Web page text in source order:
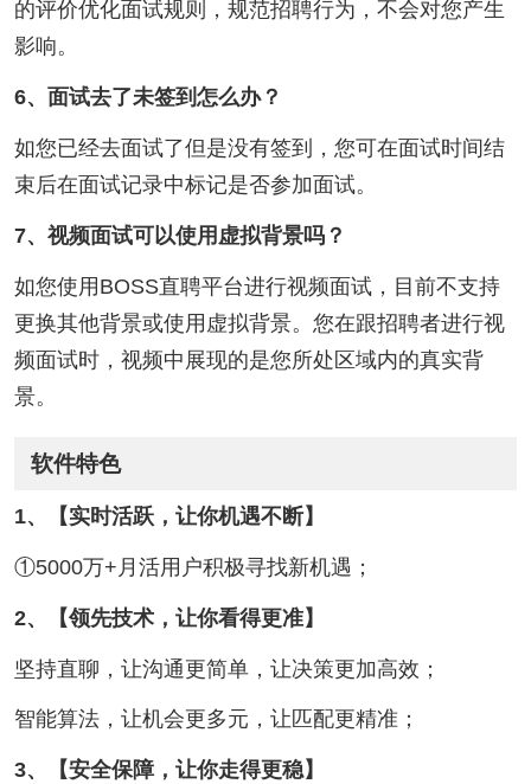
的评价优化面试规则，规范招聘行为，不会对您产生
影响。
6、面试去了未签到怎么办？
如您已经去面试了但是没有签到，您可在面试时间结
束后在面试记录中标记是否参加面试。
7、视频面试可以使用虚拟背景吗？
如您使用BOSS直聘平台进行视频面试，目前不支持
更换其他背景或使用虚拟背景。您在跟招聘者进行视
频面试时，视频中展现的是您所处区域内的真实背
景。
软件特色
1、【实时活跃，让你机遇不断】
①5000万+月活用户积极寻找新机遇；
2、【领先技术，让你看得更准】
坚持直聊，让沟通更简单，让决策更加高效；
智能算法，让机会更多元，让匹配更精准；
3、【安全保障，让你走得更稳】